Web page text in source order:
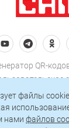
QR-
Подписаться на
файлы
нами файлов